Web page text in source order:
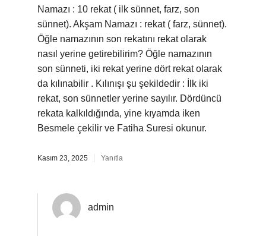
Namazı : 10 rekat ( ilk sünnet, farz, son
sünnet). Akşam Namazı : rekat ( farz, sünnet).
Öğle namazının son rekatını rekat olarak
nasıl yerine getirebilirim? Öğle namazının
son sünneti, iki rekat yerine dört rekat olarak
da kılınabilir . Kılınışı şu şekildedir : İlk iki
rekat, son sünnetler yerine sayılır. Dördüncü
rekata kalkıldığında, yine kıyamda iken
Besmele çekilir ve Fatiha Suresi okunur.
Kasım 23, 2025 Yanıtla
admin